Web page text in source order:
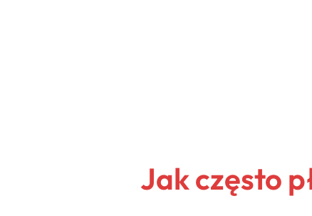
Jak często